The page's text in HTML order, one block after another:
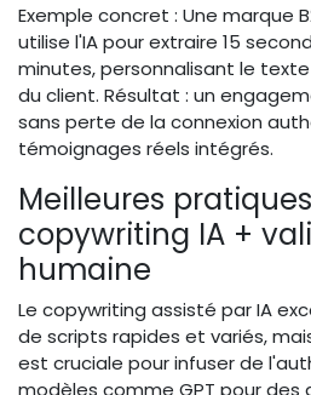
Exemple concret : Une marque
utilise l'IA pour extraire 15
minutes, personnalisant le
du client. Résultat : un
sans perte de la connexion
témoignages réels intégrés.
Meilleures
copywriting IA +
humaine
Le copywriting assisté par IA
de scripts rapides et variés,
est cruciale pour infuser de
modèles comme GPT pour des